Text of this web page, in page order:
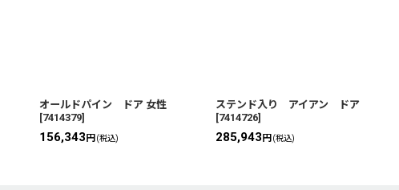
オールドパイン ドア 女性
[7414379]
156,343 円 (税込)
ステンド入り アイアン ドア
[7414726]
285,943 円 (税込)